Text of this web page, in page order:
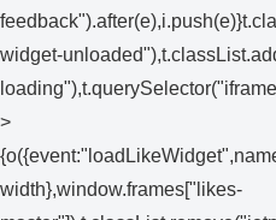
widget-
>
width},window.frames["likes-